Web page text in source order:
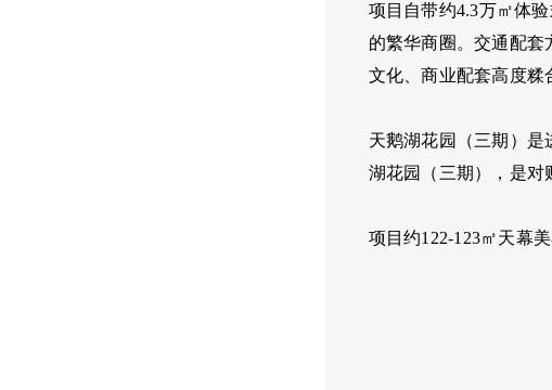
项目自带约4.3万㎡体
的繁华商圈。交通配套
文化、商业配套高度糅
天鹅湖花园（三期）
湖花园（三期），是对
项目约122-123㎡天幕